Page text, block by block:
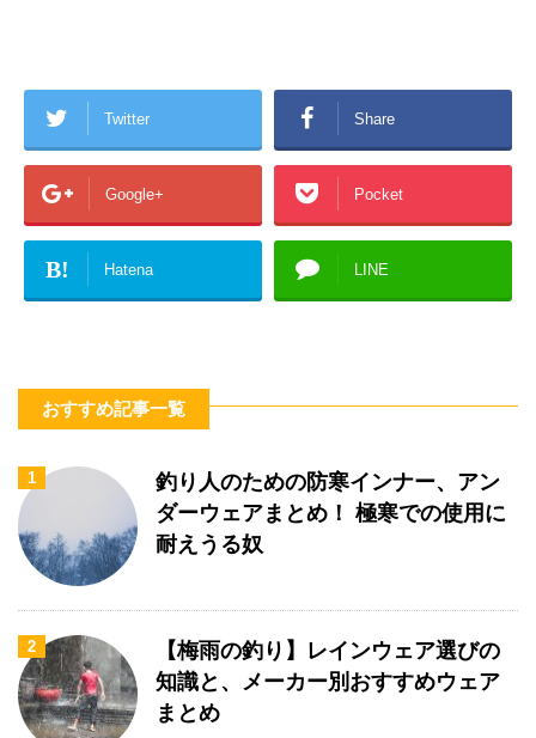
Twitter Share
Google+ Pocket
B! Hatena LINE
おすすめ記事一覧
1
釣り人のための防寒インナー、アン
ダーウェアまとめ！ 極寒での使用に
耐えうる奴
2
【梅雨の釣り】レインウェア選びの
知識と、メーカー別おすすめウェア
まとめ